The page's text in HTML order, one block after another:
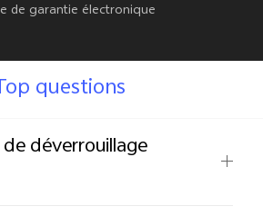
sélectionner le pays/la région
de garantie électronique
questions
déverrouillage